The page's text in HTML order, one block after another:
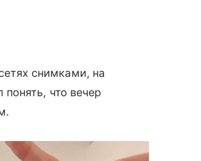
снимками, на
что вечер